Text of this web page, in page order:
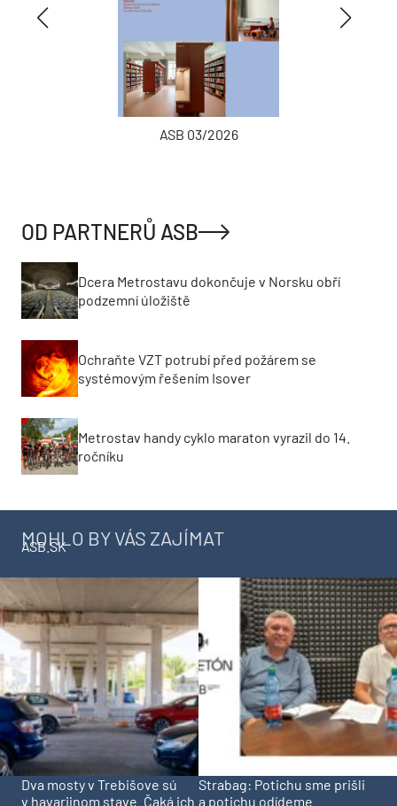
ASB 03/2026
OD PARTNERŮ ASB
Dcera Metrostavu dokončuje v Norsku obří
podzemní úložiště
Ochraňte VZT potrubí před požárem se
systémovým řešením Isover
Metrostav handy cyklo maraton vyrazil do 14.
ročníku
MOHLO BY VÁS ZAJÍMAT
ASB.SK
Dva mosty v Trebišove sú
v havarijnom stave. Čaká ich
Strabag: Potichu sme prišli
a potichu odídeme